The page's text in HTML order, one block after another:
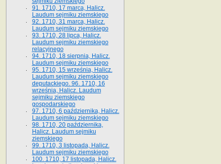
91. 1710, 17 marca, Halicz.
Laudum sejmiku ziemskiego
92. 1710, 31 marca, Halicz.
Laudum sejmiku ziemskiego
93. 1710, 28 lipca, Halicz.
Laudum sejmiku ziemskiego
relacyjnego
94. 1710, 18 sierpnia, Halicz.
Laudum sejmiku ziemskiego
95. 1710, 15 września, Halicz.
Laudum sejmiku ziemskiego
deputackiego. 96. 1710, 16
września, Halicz. Laudum
sejmiku ziemskiego
gospodarskiego
97. 1710, 6 października, Halicz.
Laudum sejmiku ziemskiego
98. 1710, 20 października,
Halicz. Laudum sejmiku
ziemskiego
99. 1710, 3 listopada, Halicz.
Laudum sejmiku ziemskiego
100. 1710, 17 listopada, Halicz.